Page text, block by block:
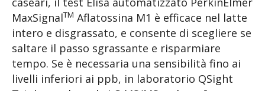
MaxSignalTM Aflatossina M1 è efficace nel latte
intero e disgrassato, e consente di scegliere se
saltare il passo sgrassante e risparmiare
tempo. Se è necessaria una sensibilità fino ai
livelli inferiori ai ppb, in laboratorio QSight